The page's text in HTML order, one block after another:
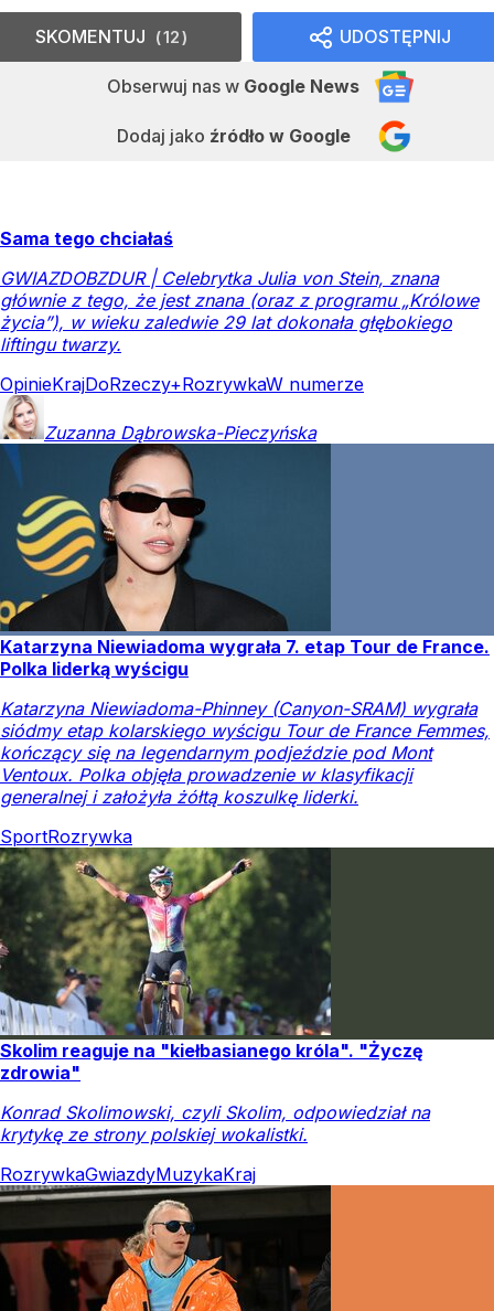
UDOSTĘPNIJ
Obserwuj nas w Google News
Dodaj jako źródło w Google
SKOMENTUJ 12
Sama tego chciałaś
GWIAZDOBZDUR | Celebrytka Julia von Stein, znana
głównie z tego, że jest znana (oraz z programu „Królowe
życia”), w wieku zaledwie 29 lat dokonała głębokiego
liftingu twarzy.
OpinieKrajDoRzeczy+RozrywkaW numerze
Zuzanna Dąbrowska-Pieczyńska
Katarzyna Niewiadoma wygrała 7. etap Tour de France.
Polka liderką wyścigu
Katarzyna Niewiadoma-Phinney (Canyon-SRAM) wygrała
siódmy etap kolarskiego wyścigu Tour de France Femmes,
kończący się na legendarnym podjeździe pod Mont
Ventoux. Polka objęła prowadzenie w klasyfikacji
generalnej i założyła żółtą koszulkę liderki.
SportRozrywka
Skolim reaguje na "kiełbasianego króla". "Życzę
zdrowia"
Konrad Skolimowski, czyli Skolim, odpowiedział na
krytykę ze strony polskiej wokalistki.
RozrywkaGwiazdyMuzykaKraj